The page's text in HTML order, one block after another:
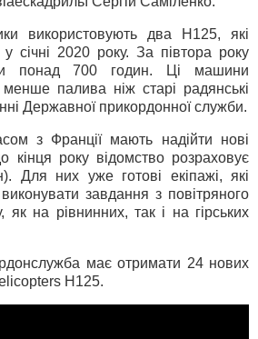
використовують два Н125, які
січні 2020 року. За півтора року
понад 700 годин. Ці машини
палива ніж старі радянські
Державної прикордонної служби.
з Франції мають надійти нові
кінця року відомство розраховує
Для них уже готові екіпажі, які
завдання з повітряного
як на рівнинних, так і на гірських
має отримати 24 нових
Н125.